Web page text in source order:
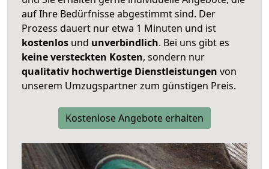
auf Ihre Bedürfnisse abgestimmt sind. Der
Prozess dauert nur etwa 1 Minuten und ist
kostenlos und unverbindlich. Bei uns gibt es
keine versteckten Kosten, sondern nur
qualitativ hochwertige Dienstleistungen von
unserem Umzugspartner zum günstigen Preis.
Kostenlose Angebote erhalten